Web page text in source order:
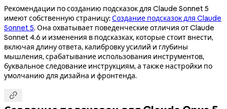
Рекомендации по созданию подсказок для Claude Sonnet 5
имеют собственную страницу: Создание подсказок для Claude
Sonnet 5. Она охватывает поведенческие отличия от Claude
Sonnet 4.6 и изменения в подсказках, которые стоит внести,
включая длину ответа, калибровку усилий и глубины
мышления, срабатывание использования инструментов,
буквальное следование инструкциям, а также настройки по
умолчанию для дизайна и фронтенда.
